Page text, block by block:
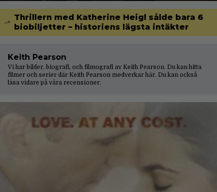
Thrillern med Katherine Heigl sålde bara 6
biobiljetter – historiens lägsta intäkter
Keith Pearson
Vi har bilder, biografi, och filmografi av Keith Pearson. Du kan hitta
filmer och serier där Keith Pearson medverkar här. Du kan också
läsa vidare på våra recensioner.